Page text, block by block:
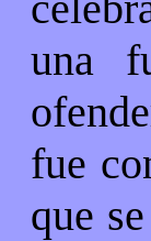
una
fue
que